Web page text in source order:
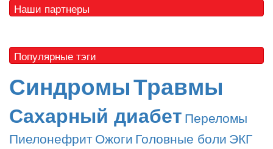
Наши партнеры
Популярные тэги
СиндромыТравмы
Сахарный диабет Переломы
ПиелонефритОжоги Головные боли ЭКГ